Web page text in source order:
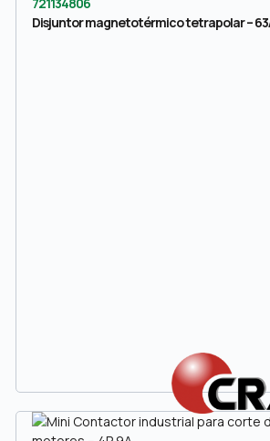
Disjuntor magnetotérmico tetrapolar –